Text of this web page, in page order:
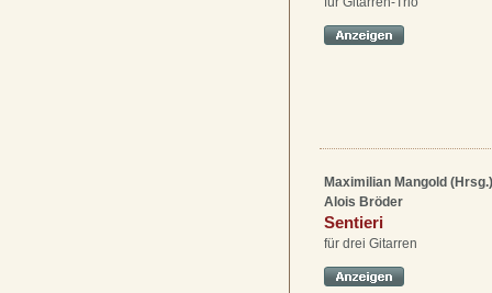
Maximilian Mangold (Hrsg.)
Alois Bröder
Sentieri
für drei Gitarren